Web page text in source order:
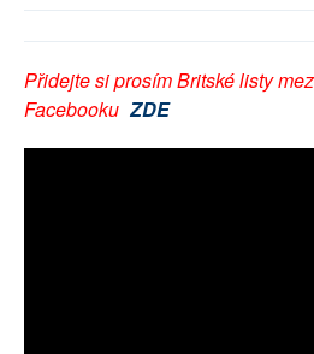
SOCIÁLNÍ SÍTĚ
RUBRIKY
Přidejte si prosím Britské listy
Facebooku ZDE